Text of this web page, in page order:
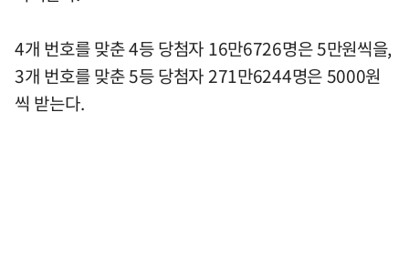
4개 번호를 맞춘 4등 당첨자 16만6726명은 5만원씩을,
3개 번호를 맞춘 5등 당첨자 271만6244명은 5000원
씩 받는다.